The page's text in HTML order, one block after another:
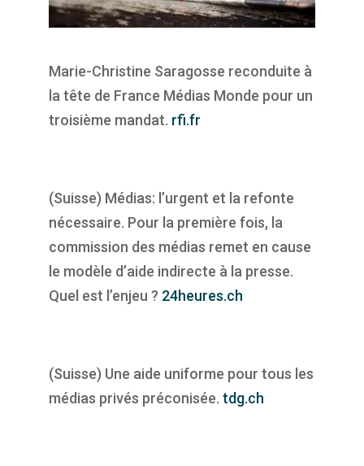
Marie-Christine Saragosse reconduite à
la tête de France Médias Monde pour un
troisième mandat. rfi.fr
(Suisse) Médias: l’urgent et la refonte
nécessaire. Pour la première fois, la
commission des médias remet en cause
le modèle d’aide indirecte à la presse.
Quel est l’enjeu ? 24heures.ch
(Suisse) Une aide uniforme pour tous les
médias privés préconisée. tdg.ch